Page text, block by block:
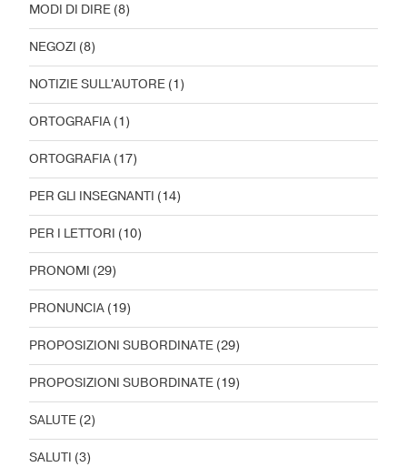
MODI DI DIRE (8)
NEGOZI (8)
NOTIZIE SULL'AUTORE (1)
ORTOGRAFIA (1)
ORTOGRAFIA (17)
PER GLI INSEGNANTI (14)
PER I LETTORI (10)
PRONOMI (29)
PRONUNCIA (19)
PROPOSIZIONI SUBORDINATE (29)
PROPOSIZIONI SUBORDINATE (19)
SALUTE (2)
SALUTI (3)